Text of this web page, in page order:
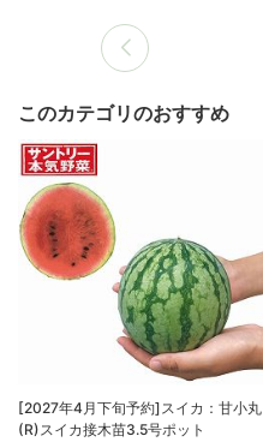
このカテゴリのおすすめ
[2027年4月下旬予約]スイカ：甘小丸
(R)スイカ接木苗3.5号ポット